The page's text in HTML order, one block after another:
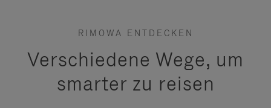
RIMOWA ENTDECKEN
Verschiedene Wege, um
smarter zu reisen